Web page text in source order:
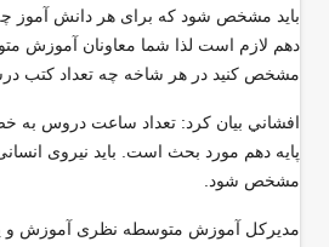
باید مشخص شود که برای هر دانش آموز
دهم لازم است لذا شما معاونان آموزش
مشخص کنید در هر شاخه چه تعداد کتب
افشاني بيان کرد: تعداد ساعت دروس به
پایه دهم مورد بحث است. باید نیروی
مشخص شود
مدیرکل آموزش متوسطه نظری آموزش و